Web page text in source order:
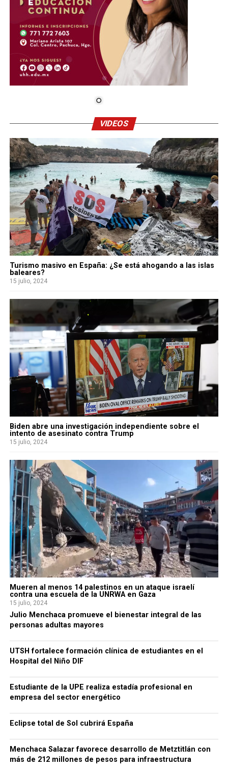
VIDEOS
Turismo masivo en España: ¿Se está ahogando a las islas
baleares?
15 julio, 2024
Biden abre una investigación independiente sobre el
intento de asesinato contra Trump
15 julio, 2024
Mueren al menos 14 palestinos en un ataque israelí
contra una escuela de la UNRWA en Gaza
15 julio, 2024
Julio Menchaca promueve el bienestar integral de las
personas adultas mayores
UTSH fortalece formación clínica de estudiantes en el
Hospital del Niño DIF
Estudiante de la UPE realiza estadía profesional en
empresa del sector energético
Eclipse total de Sol cubrirá España
Menchaca Salazar favorece desarrollo de Metztitlán con
más de 212 millones de pesos para infraestructura